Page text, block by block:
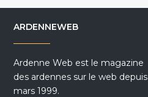
ARDENNEWEB
Ardenne Web est le magazine
des ardennes sur le web depuis
mars 1999.